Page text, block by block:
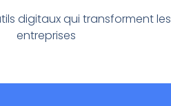
digitaux qui transforment les
entreprises